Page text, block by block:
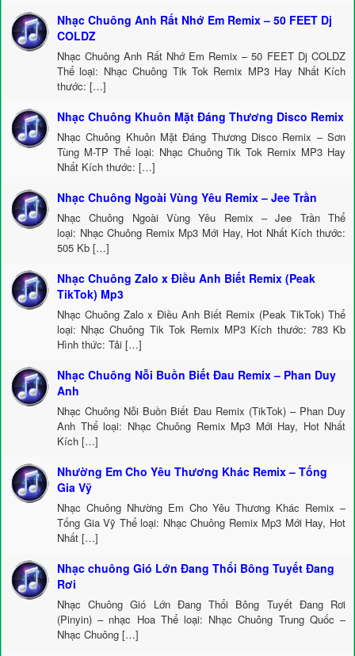
Nhạc Chuông Anh Rất Nhớ Em Remix – 50 FEET Dj
COLDZ
Nhạc Chuông Anh Rất Nhớ Em Remix – 50 FEET Dj COLDZ
Thể loại: Nhạc Chuông Tik Tok Remix MP3 Hay Nhất Kích
thước: […]
Nhạc Chuông Khuôn Mặt Đáng Thương Disco Remix
Nhạc Chuông Khuôn Mặt Đáng Thương Disco Remix – Sơn
Tùng M-TP Thể loại: Nhạc Chuông Tik Tok Remix MP3 Hay
Nhất Kích thước: […]
Nhạc Chuông Ngoài Vùng Yêu Remix – Jee Trần
Nhạc Chuông Ngoài Vùng Yêu Remix – Jee Trần Thể
loại: Nhạc Chuông Remix Mp3 Mới Hay, Hot Nhất Kích thước:
505 Kb […]
Nhạc Chuông Zalo x Điều Anh Biết Remix (Peak
TikTok) Mp3
Nhạc Chuông Zalo x Điều Anh Biết Remix (Peak TikTok) Thể
loại: Nhạc Chuông Tik Tok Remix MP3 Kích thước: 783 Kb
Hình thức: Tải […]
Nhạc Chuông Nỗi Buồn Biết Đau Remix – Phan Duy
Anh
Nhạc Chuông Nỗi Buồn Biết Đau Remix (TikTok) – Phan Duy
Anh Thể loại: Nhạc Chuông Remix Mp3 Mới Hay, Hot Nhất
Kích […]
Nhường Em Cho Yêu Thương Khác Remix – Tống
Gia Vỹ
Nhạc Chuông Nhường Em Cho Yêu Thương Khác Remix –
Tống Gia Vỹ Thể loại: Nhạc Chuông Remix Mp3 Mới Hay, Hot
Nhất […]
Nhạc chuông Gió Lớn Đang Thổi Bông Tuyết Đang
Rơi
Nhạc Chuông Gió Lớn Đang Thổi Bông Tuyết Đang Rơi
(Pinyin) – nhạc Hoa Thể loại: Nhạc Chuông Trung Quốc –
Nhạc Chuông […]